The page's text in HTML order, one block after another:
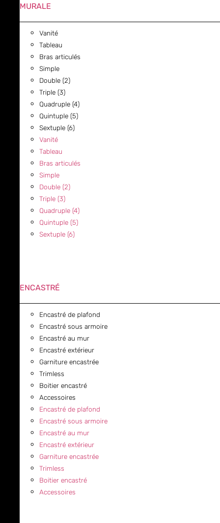
MURALE
Vanité
Tableau
Bras articulés
Simple
Double (2)
Triple (3)
Quadruple (4)
Quintuple (5)
Sextuple (6)
Vanité
Tableau
Bras articulés
Simple
Double (2)
Triple (3)
Quadruple (4)
Quintuple (5)
Sextuple (6)
ENCASTRÉ
Encastré de plafond
Encastré sous armoire
Encastré au mur
Encastré extérieur
Garniture encastrée
Trimless
Boitier encastré
Accessoires
Encastré de plafond
Encastré sous armoire
Encastré au mur
Encastré extérieur
Garniture encastrée
Trimless
Boitier encastré
Accessoires